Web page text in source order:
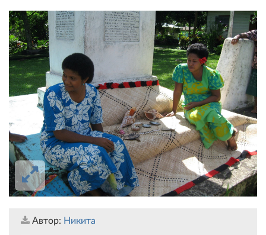
Автор: Никита